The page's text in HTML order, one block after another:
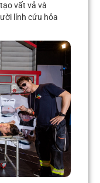
vất vả và
lính cứu hỏa